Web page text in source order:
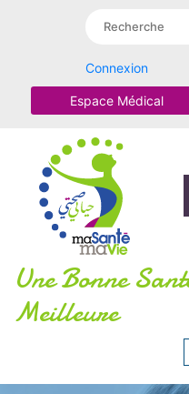
Connexion
Espace Médical
Une Bonne
Meilleure